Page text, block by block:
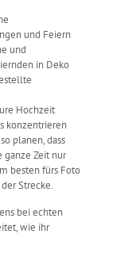
und Feiern
und
in Deko
Hochzeit
konzentrieren
planen, dass
ganze Zeit nur
besten fürs Foto
Strecke.
bei echten
wie ihr